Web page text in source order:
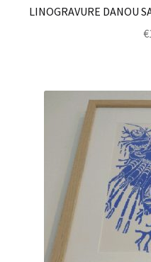
LINOGRAVURE DANOU
€